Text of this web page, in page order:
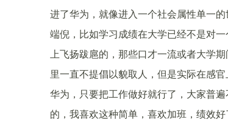
进了华为，就像进入一个社会属性单一
端倪，比如学习成绩在大学已经不是对
上飞扬跋扈的，那些口才一流或者大学
里一直不提倡以貌取人，但是实际在感
华为，只要把工作做好就行了，大家普
的，我喜欢这种简单，喜欢加班，绩效好